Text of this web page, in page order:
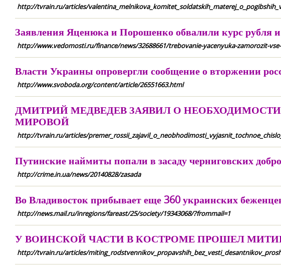
http://tvrain.ru/articles/
Заявления Яценюка и Порошенко обвалили курс рубля
http://www.vedomosti.ru/finance/news/32688661/trebovanie-yacenyuka-zamorozit-
Власти Украины опровергли сообщение о вторжении
http://www.svoboda.org/content/article/26551663.html
ДМИТРИЙ МЕДВЕДЕВ ЗАЯВИЛ О
МИРОВОЙ
http://tvrain.ru/articles/
Путинские наймиты попали в засаду черниговских
http://crime.in.ua/news/20140828/zasada
Во Владивосток прибывает еще 360 украинских
http://news.mail.ru/inregions/fareast/25/society/19343068/?frommail=1
У ВОИНСКОЙ ЧАСТИ В КОСТРОМЕ ПРОШЕЛ
http://tvrain.ru/articles/